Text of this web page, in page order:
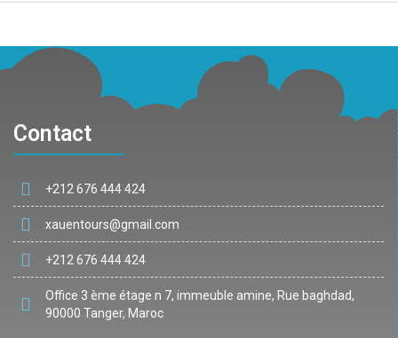
Contact
+212 676 444 424
xauentours@gmail.com
+212 676 444 424
Office 3 ème étage n 7, immeuble amine, Rue baghdad,
90000 Tanger, Maroc